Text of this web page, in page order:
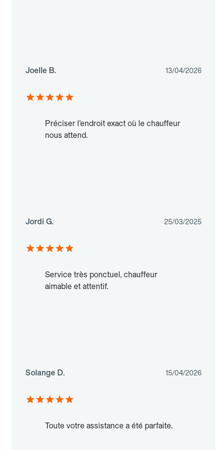
Joelle B. 13/04/2026
Préciser l’endroit exact où le chauffeur
nous attend.
Jordi G. 25/03/2025
Service très ponctuel, chauffeur
aimable et attentif.
Solange D. 15/04/2026
Toute votre assistance a été parfaite.